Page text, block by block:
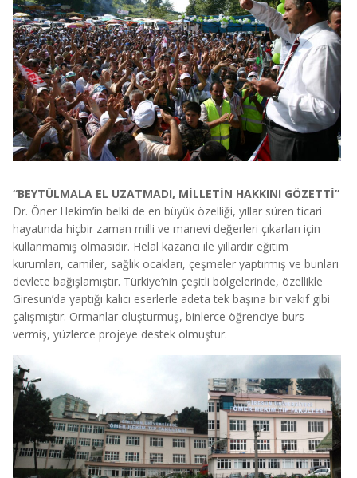
“BEYTÜLMALA EL UZATMADI, MİLLETİN HAKKINI GÖZETTİ”
Dr. Öner Hekim’in belki de en büyük özelliği, yıllar süren ticari
hayatında hiçbir zaman milli ve manevi değerleri çıkarları için
kullanmamış olmasıdır. Helal kazancı ile yıllardır eğitim
kurumları, camiler, sağlık ocakları, çeşmeler yaptırmış ve bunları
devlete bağışlamıştır. Türkiye’nin çeşitli bölgelerinde, özellikle
Giresun’da yaptığı kalıcı eserlerle adeta tek başına bir vakıf gibi
çalışmıştır. Ormanlar oluşturmuş, binlerce öğrenciye burs
vermiş, yüzlerce projeye destek olmuştur.